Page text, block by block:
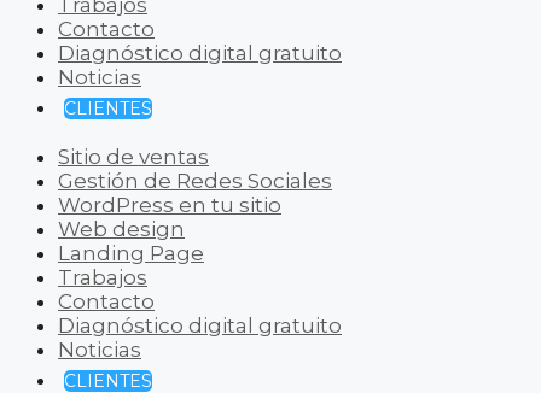
Trabajos
Contacto
Diagnóstico digital gratuito
Noticias
CLIENTES
Sitio de ventas
Gestión de Redes Sociales
WordPress en tu sitio
Web design
Landing Page
Trabajos
Contacto
Diagnóstico digital gratuito
Noticias
CLIENTES